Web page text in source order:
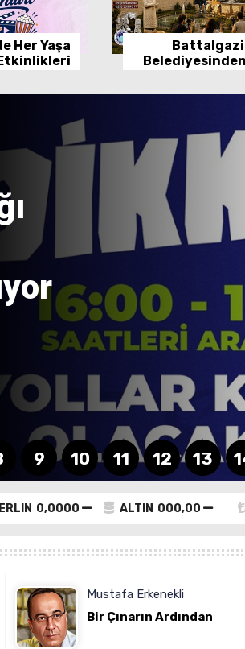
Her Yaşa
Battalgazi
Kısa Video
9 10 11 12 13
0,0000 ALTIN 000,00
Mustafa Erkenekli
Bir Çınarın Ardından